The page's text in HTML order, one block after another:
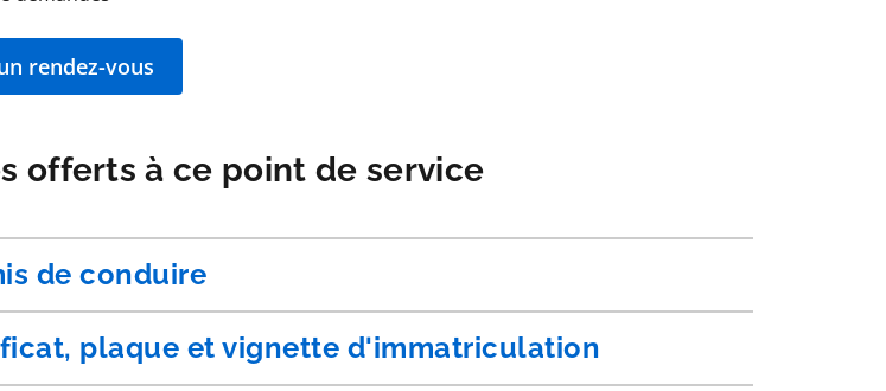
rendez-vous
offerts à ce point de service
de conduire
plaque et vignette d'immatriculation